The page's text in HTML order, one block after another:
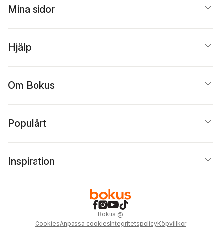
Mina sidor
Hjälp
Om Bokus
Populärt
Inspiration
Bokus @
CookiesAnpassa cookiesIntegritetspolicyKöpvillkor